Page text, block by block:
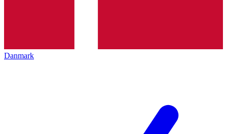
Danmark